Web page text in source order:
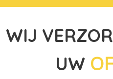
WIJ
UW